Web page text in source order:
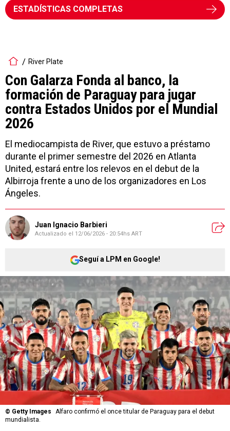
ESTADÍSTICAS COMPLETAS
River Plate
Con Galarza Fonda al banco, la
formación de Paraguay para jugar
contra Estados Unidos por el Mundial
2026
El mediocampista de River, que estuvo a préstamo
durante el primer semestre del 2026 en Atlanta
United, estará entre los relevos en el debut de la
Albirroja frente a uno de los organizadores en Los
Ángeles.
Juan Ignacio Barbieri
Actualizado el 12/06/2026 - 20:54hs ART
Seguí a LPM en Google!
© Getty Images
Alfaro confirmó el once titular de Paraguay para el debut
mundialista.